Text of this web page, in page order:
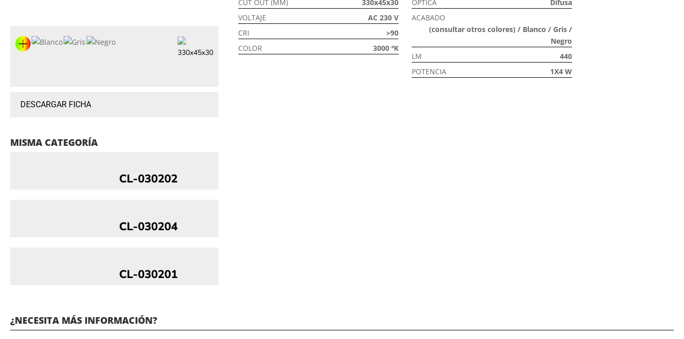
330x45x30
DESCARGAR FICHA
CUT OUT (MM)
330x45x30
VOLTAJE
AC 230 V
CRI
>90
COLOR
3000 ºK
ÓPTICA
Difusa
ACABADO
(consultar otros colores) / Blanco / Gris /
Negro
LM
440
POTENCIA
1X4 W
MISMA CATEGORÍA
CL-030202
CL-030204
CL-030201
¿NECESITA MÁS INFORMACIÓN?